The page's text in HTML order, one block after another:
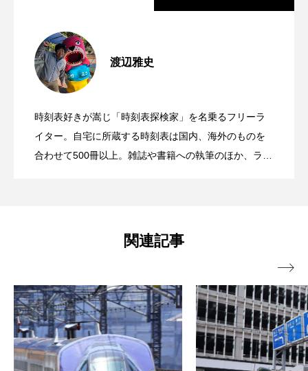
渡辺雅史
時刻表好きが嵩じ「時刻表探検家」を名乗るフリーラ
イター。自宅に所蔵する時刻表は国内、海外のものを
合わせて500冊以上。雑誌や書籍への執筆のほか、ラジ
2025.07.17
行。〜残念時刻表を読み解く超ニッチ企
第14回
2025.04.19
統117番 16時55分発 本部エリア発 那覇
チ企画！～「渡辺雅史の残念な鉄道時刻
表」第13回ーバス編ー
2025.02.15 政治に振り回された列車！東京メトロ 有
時刻表を読み解く超ニッチ企画！～「渡
関連記事
